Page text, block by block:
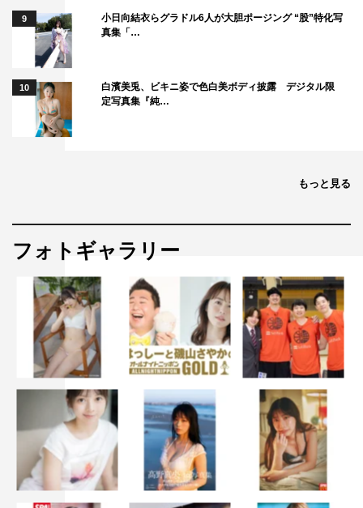
9
小日向結衣らグラドル6人が大胆ポージング “股”特化写
真集「…
10
白濱美兎、ビキニ姿で色白美ボディ披露 デジタル限
定写真集『純…
もっと見る
フォトギャラリー